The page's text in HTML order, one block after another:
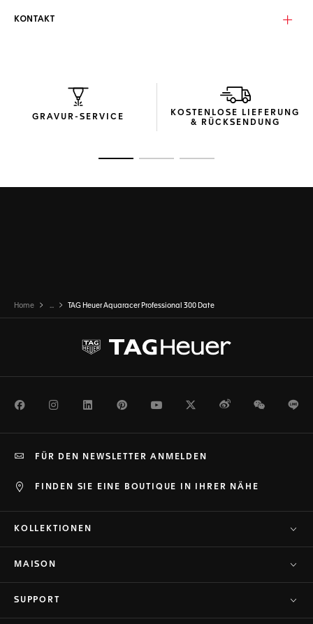
KONTAKT
GRAVUR-SERVICE
KOSTENLOSE LIEFERUNG
& RÜCKSENDUNG
Home ... TAG Heuer Aquaracer Professional 300 Date
FacebookInstagramLinkedInPinterestYoutubeTwitterWeiboWeChat
FINDEN SIE EINE BOUTIQUE IN IHRER NÄHE
FÜR DEN NEWSLETTER ANMELDEN
KOLLEKTIONEN
MAISON
SUPPORT